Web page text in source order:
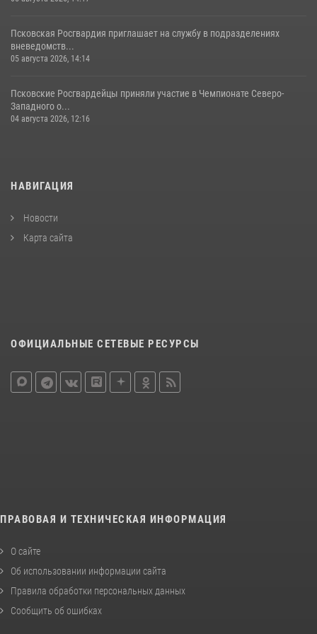
Псковская Росгвардия приглашает на службу в подразделениях
вневедомств...
05 августа 2026, 14:14
Псковские Росгвардейцы приняли участие в Чемпионате Северо-
Западного о...
04 августа 2026, 12:16
НАВИГАЦИЯ
Новости
Карта сайта
ОФИЦИАЛЬНЫЕ СЕТЕВЫЕ РЕСУРСЫ
ПРАВОВАЯ И ТЕХНИЧЕСКАЯ ИНФОРМАЦИЯ
О сайте
Об использовании информации сайта
Правила обработки персональных данных
Сообщить об ошибках